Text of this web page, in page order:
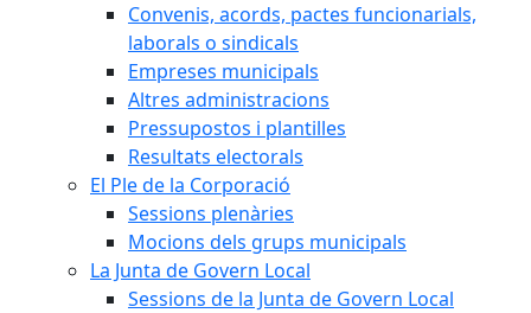
Convenis, acords, pactes funcionarials,
laborals o sindicals
Empreses municipals
Altres administracions
Pressupostos i plantilles
Resultats electorals
El Ple de la Corporació
Sessions plenàries
Mocions dels grups municipals
La Junta de Govern Local
Sessions de la Junta de Govern Local